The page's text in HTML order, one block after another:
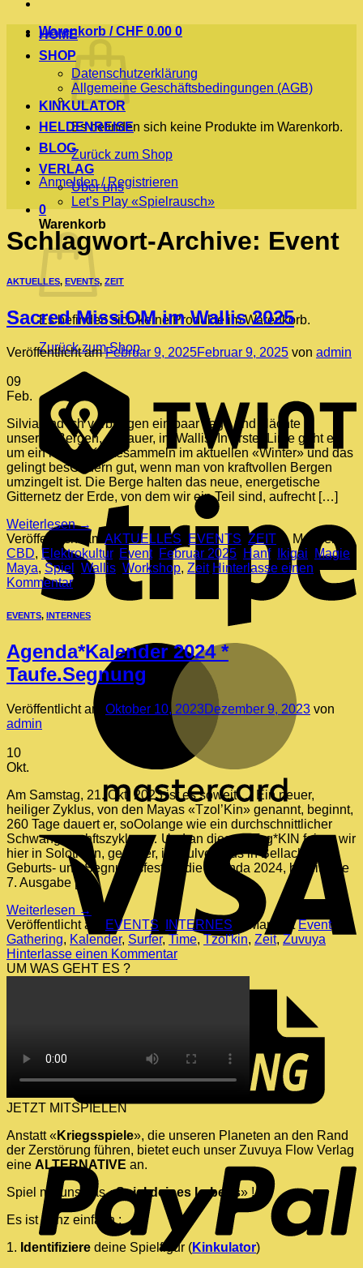
Warenkorb /CHF 0.00 0
Es befinden sich keine Produkte im Warenkorb.
Zurück zum Shop
Anmelden / Registrieren
0
Warenkorb
Es befinden sich keine Produkte im Warenkorb.
Zurück zum Shop
HOME
SHOP
Datenschutzerklärung
Allgemeine Geschäftsbedingungen (AGB)
KINKULATOR
HELDENREISE
BLOG
VERLAG
Über uns
Let’s Play «Spielrausch»
Schlagwort-Archive: Event
AKTUELLES, EVENTS, ZEIT
Sacred MissiOM im Wallis 2025
Veröffentlicht amFebruar 9, 2025Februar 9, 2025 von admin
09
Feb.
Silvia und ich verbringen ein paar Tage und Nächte in
unseren Bergen, genauer, im Wallis. In erster Linie geht es
um ein letztes Kräftesammeln im aktuellen «Winter» und das
gelingt besOndern gut, wenn man von kraftvollen Bergen
umzingelt ist. Die Berge halten das neue, energetische
Gitternetz der Erde, von dem wir ein Teil sind, aufrecht […]
Weiterlesen→
Veröffentlicht am AKTUELLES EVENTS ZEIT | Markiert
CBD, Elektrokultur, Event, Februar 2025 Hanf, Ikigai Magie
Maya, Spiel Wallis Workshop, Zeit Hinterlasse einen
Kommentar
EVENTS, INTERNES
Agenda*Kalender 2024 *
Taufe.Segnung
Veröffentlicht am Oktober 10, 2023Dezember 9, 2023 von
admin
10
Okt.
Am Samstag, 21. Okt. 2023 ist es soweit … Ein neuer,
heiliger Zyklus, von den Mayas «Tzol’Kin» genannt, beginnt,
260 Tage dauert er, soOolange wie ein durchschnittlicher
Schwangerschftszyklus … Und an diesem Tag*KIN feiern wir
hier in Solothurn, genauer, im Pulverhaus in Bellach, das
Geburts- und Segnungsfest für die Agenda 2024, bereits die
7. Ausgabe […]
Weiterlesen →
Veröffentlicht am
EVENTS INTERNES MarkiertEvent,
Gathering, Kalender, Surfer,Time, Tzol'kin, Zeit,Zuvuya
Hinterlasse einen Kommentar
UM WAS GEHT ES ?
JETZT MITSPIELEN
Anstatt «Kriegsspiele», die unseren Planeten an den Rand
der Zerstörung führen, bietet euch unser Zuvuya Flow Verlag
eine ALTERNATIVE an.
Spiel mit uns das «Spiel deines Lebens» !
Es ist ganz einfach :
1. Identifiziere deine Spielfigur (Kinkulator)